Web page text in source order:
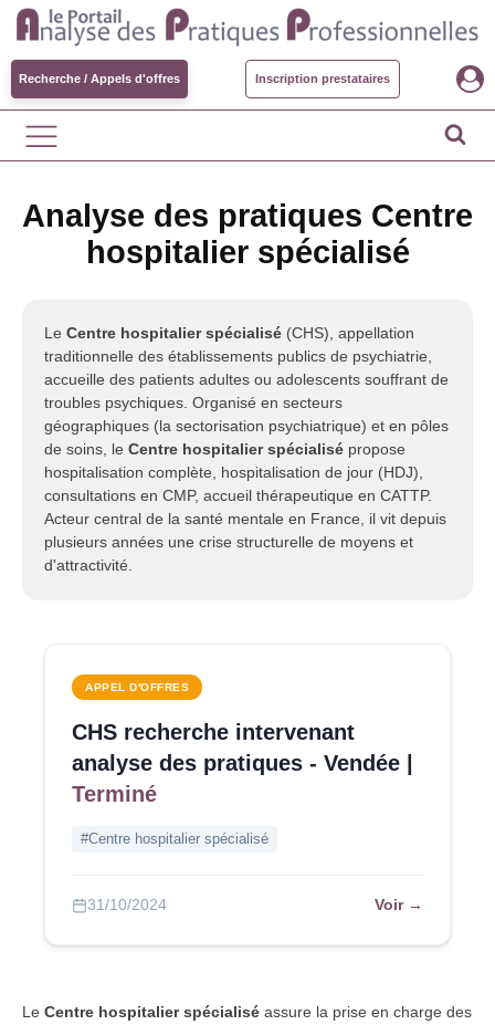
Recherche / Appels d'offres Inscription prestataires
Analyse des pratiques Centre
hospitalier spécialisé
Le Centre hospitalier spécialisé (CHS), appellation
traditionnelle des établissements publics de psychiatrie,
accueille des patients adultes ou adolescents souffrant de
troubles psychiques. Organisé en secteurs
géographiques (la sectorisation psychiatrique) et en pôles
de soins, le Centre hospitalier spécialisé propose
hospitalisation complète, hospitalisation de jour (HDJ),
consultations en CMP, accueil thérapeutique en CATTP.
Acteur central de la santé mentale en France, il vit depuis
plusieurs années une crise structurelle de moyens et
d'attractivité.
APPEL D'OFFRES
CHS recherche intervenant
analyse des pratiques - Vendée |
Terminé
#Centre hospitalier spécialisé
31/10/2024 Voir →
Le Centre hospitalier spécialisé assure la prise en charge des